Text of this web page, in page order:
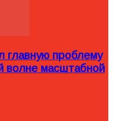
главную проблему
волне масштабной